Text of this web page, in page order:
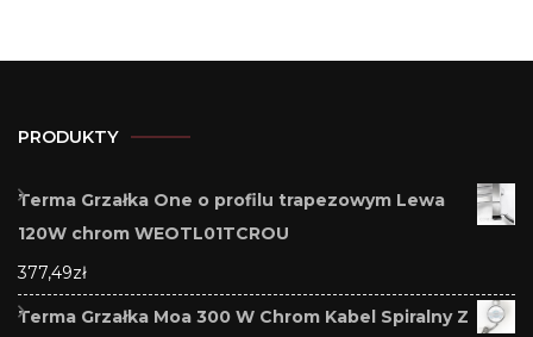
PRODUKTY
Terma Grzałka One o profilu trapezowym Lewa
120W chrom WEOTL01TCROU
377,49zł
Terma Grzałka Moa 300 W Chrom Kabel Spiralny Z